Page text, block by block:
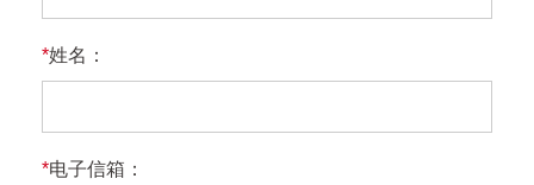
*姓名：
*电子信箱：